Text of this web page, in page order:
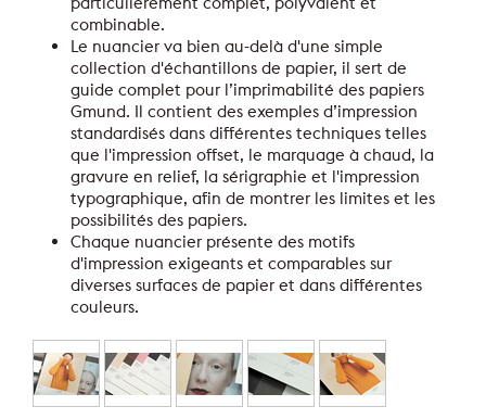
combinable.
Le nuancier va bien au-delà d'une simple
collection d'échantillons de papier, il sert de
guide complet pour l’imprimabilité des papiers
Gmund. Il contient des exemples d’impression
standardisés dans différentes techniques telles
que l'impression offset, le marquage à chaud, la
gravure en relief, la sérigraphie et l'impression
typographique, afin de montrer les limites et les
possibilités des papiers.
Chaque nuancier présente des motifs
d'impression exigeants et comparables sur
diverses surfaces de papier et dans différentes
couleurs.